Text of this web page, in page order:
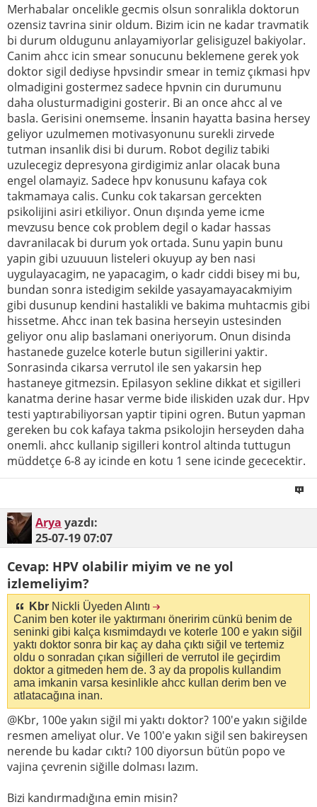
Merhabalar oncelikle gecmis olsun sonralikla doktorun
ozensiz tavrina sinir oldum. Bizim icin ne kadar travmatik
bi durum oldugunu anlayamiyorlar gelisiguzel bakiyolar.
Canim ahcc icin smear sonucunu beklemene gerek yok
doktor sigil dediyse hpvsindir smear in temiz çıkmasi hpv
olmadigini gostermez sadece hpvnin cin durumunu
daha olusturmadigini gosterir. Bi an once ahcc al ve
basla. Gerisini onemseme. İnsanin hayatta basina hersey
geliyor uzulmemen motivasyonunu surekli zirvede
tutman insanlik disi bi durum. Robot degiliz tabiki
uzulecegiz depresyona girdigimiz anlar olacak buna
engel olamayiz. Sadece hpv konusunu kafaya cok
takmamaya calis. Cunku cok takarsan gercekten
psikolijini asiri etkiliyor. Onun dışında yeme icme
mevzusu bence cok problem degil o kadar hassas
davranilacak bi durum yok ortada. Sunu yapin bunu
yapin gibi uzuuuun listeleri okuyup ay ben nasi
uygulayacagim, ne yapacagim, o kadr ciddi bisey mi bu,
bundan sonra istedigim sekilde yasayamayacakmiyim
gibi dusunup kendini hastalikli ve bakima muhtacmis gibi
hissetme. Ahcc inan tek basina herseyin ustesinden
geliyor onu alip baslamani oneriyorum. Onun disinda
hastanede guzelce koterle butun sigillerini yaktir.
Sonrasinda cikarsa verrutol ile sen yakarsin hep
hastaneye gitmezsin. Epilasyon sekline dikkat et sigilleri
kanatma derine hasar verme bide iliskiden uzak dur. Hpv
testi yaptırabiliyorsan yaptir tipini ogren. Butun yapman
gereken bu cok kafaya takma psikolojin herseyden daha
onemli. ahcc kullanip sigilleri kontrol altinda tuttugun
müddetçe 6-8 ay icinde en kotu 1 sene icinde gececektir.
Arya yazdı:
25-07-1907:07
Cevap: HPV olabilir miyim ve ne yol
izlemeliyim?
Kbr Nickli Üyeden Alıntı
Canim ben koter ile yaktırmanı öneririm cünkü benim de
seninki gibi kalça kısmimdaydı ve koterle 100 e yakın siğil
yaktı doktor sonra bir kaç ay daha çıktı siğil ve tertemiz
oldu o sonradan çıkan siğilleri de verrutol ile geçirdim
doktor a gitmeden hem de. 3 ay da propolis kullandim
ama imkanin varsa kesinlikle ahcc kullan derim ben ve
atlatacağına inan.
@Kbr, 100e yakın siğil mi yaktı doktor? 100'e yakın siğilde
resmen ameliyat olur. Ve 100'e yakın siğil sen bakireysen
nerende bu kadar cıktı? 100 diyorsun bütün popo ve
vajina çevrenin siğille dolması lazım.
Bizi kandırmadığına emin misin?